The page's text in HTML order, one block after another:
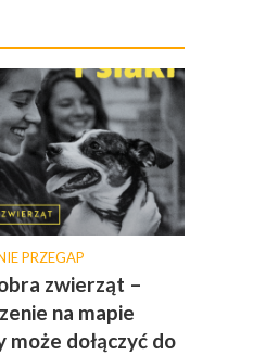
PRZEGAP
zwierząt –
na mapie
może dołączyć do